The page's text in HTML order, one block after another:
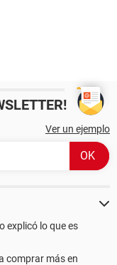
Ver un ejemplo
explicó lo que es
comprar más en